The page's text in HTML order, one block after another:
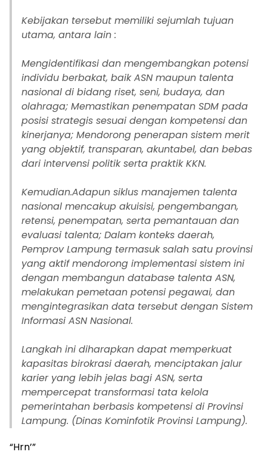
‎Kebijakan tersebut memiliki sejumlah tujuan
utama, antara lain :
‎Mengidentifikasi dan mengembangkan potensi
individu berbakat, baik ASN maupun talenta
nasional di bidang riset, seni, budaya, dan
olahraga; Memastikan penempatan SDM pada
posisi strategis sesuai dengan kompetensi dan
kinerjanya; Mendorong penerapan sistem merit
yang objektif, transparan, akuntabel, dan bebas
dari intervensi politik serta praktik KKN.
‎Kemudian.Adapun siklus manajemen talenta
nasional mencakup akuisisi, pengembangan,
retensi, penempatan, serta pemantauan dan
evaluasi talenta; Dalam konteks daerah,
Pemprov Lampung termasuk salah satu provinsi
yang aktif mendorong implementasi sistem ini
dengan membangun database talenta ASN,
melakukan pemetaan potensi pegawai, dan
mengintegrasikan data tersebut dengan Sistem
Informasi ASN Nasional.
‎Langkah ini diharapkan dapat memperkuat
kapasitas birokrasi daerah, menciptakan jalur
karier yang lebih jelas bagi ASN, serta
mempercepat transformasi tata kelola
pemerintahan berbasis kompetensi di Provinsi
Lampung. (Dinas Kominfotik Provinsi Lampung).
“Hrn’”